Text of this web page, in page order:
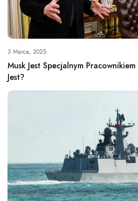
3 Marca, 2025
Musk Jest Specjalnym
Jest?